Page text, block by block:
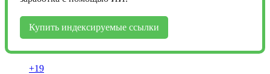
Купить индексируемые ссылки
+19